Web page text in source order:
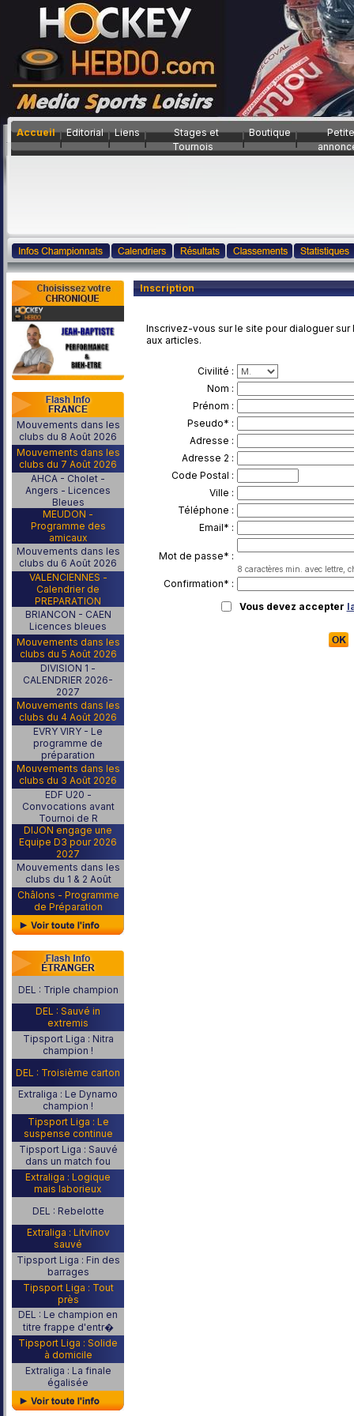
Accueil Editorial Liens
Stages et
Tournois
Boutique
Mouvements dans les
clubs du 8 Août 2026
Mouvements dans les
clubs du 7 Août 2026
AHCA - Cholet -
Angers - Licences
Bleues
MEUDON -
Programme des
amicaux
Mouvements dans les
clubs du 6 Août 2026
VALENCIENNES -
Calendrier de
PREPARATION
BRIANCON - CAEN
Licences bleues
Mouvements dans les
clubs du 5 Août 2026
DIVISION 1 -
CALENDRIER 2026-
2027
Mouvements dans les
clubs du 4 Août 2026
EVRY VIRY - Le
programme de
préparation
Mouvements dans les
clubs du 3 Août 2026
EDF U20 -
Convocations avant
Tournoi de R
DIJON engage une
Equipe D3 pour 2026
2027
Mouvements dans les
clubs du 1 & 2 Août
Châlons - Programme
de Préparation
DEL : Triple champion
DEL : Sauvé in
extremis
Tipsport Liga : Nitra
champion !
DEL : Troisième carton
Extraliga : Le Dynamo
champion !
Tipsport Liga : Le
suspense continue
Tipsport Liga : Sauvé
dans un match fou
Extraliga : Logique
mais laborieux
DEL : Rebelotte
Extraliga : Litvínov
sauvé
Tipsport Liga : Fin des
barrages
Tipsport Liga : Tout
près
DEL : Le champion en
titre frappe d'entr�
Tipsport Liga : Solide
à domicile
Extraliga : La finale
égalisée
Inscription
Inscrivez-vous sur le site pour dialoguer
aux articles.
Civilité :
Nom :
Prénom :
Pseudo* :
Adresse :
Adresse 2 :
Code Postal :
Ville :
Téléphone :
Email* :
Mot de passe* :
8 caractères min. avec lettre,
Confirmation* :
Vous devez accepter